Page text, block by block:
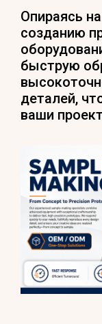
Опираясь
созданию
быструю
деталей,
ваши